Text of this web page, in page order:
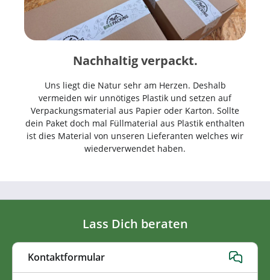
Nachhaltig verpackt.
Uns liegt die Natur sehr am Herzen. Deshalb
vermeiden wir unnötiges Plastik und setzen auf
Verpackungsmaterial aus Papier oder Karton. Sollte
dein Paket doch mal Füllmaterial aus Plastik enthalten
ist dies Material von unseren Lieferanten welches wir
wiederverwendet haben.
Lass Dich beraten
Kontaktformular